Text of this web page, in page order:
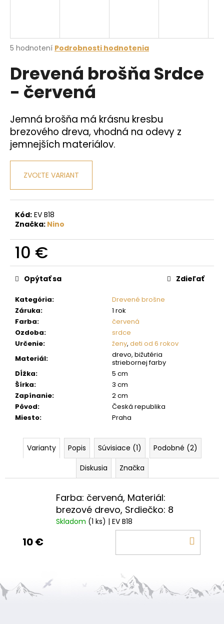
Priemerné
produktu
je
z
hviezdičiek.
5 hodnotení Podrobnosti hodnotenia
Drevená brošňa Srdce
- červená
Jemná brošňa má krásnu kresbu
brezového dreva, vhodná na odevy z
jemnejších materiálov.
ZVOĽTE VARIANT
Kód: EV B18
Značka: Nino
10 €
Jednotková
cena:
Kategória:
Drevené brošne
Záruka:
1 rok
Farba:
červená
Ozdoba:
srdce
Určenie: ženy, deti od 6 rokov
Materiál:
drevo, bižutéria
striebornej farby
Dĺžka:
5 cm
Šírka:
3 cm
Zapínanie:
2 cm
Pôvod:
Česká republika
Miesto: Praha
Opýtať sa Zdieľať
Varianty Popis Súvisiace (1)
Podobné (2)
Diskusia
Značka
Farba: červená, Materiál:
brezové drevo, Srdiečko: 8
Skladom (1 ks) | EV B18
10 €
s
ť
?
HĽADAŤ
O
o
r
ú
č
a
m